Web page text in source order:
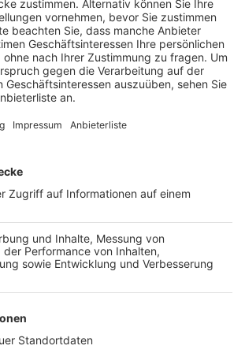
Maschinen getestet werden.
23.04.2023 11:06
bedeutet das vor allem deutlich
sonst. Denn so lange sind 25
vom Typ TORNADO aus Büchel zu
Nörvenich. Sie mussten
weil ihr Heimatflughafen saniert wird.
Kerpen ein gemeinsamer Flugbetrieb
Luftwaffengeschwader 31